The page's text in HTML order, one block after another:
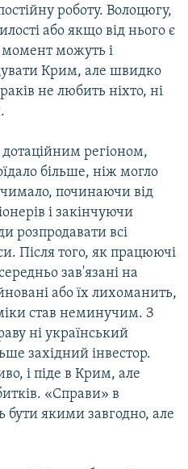
роботу. Волоцюгу,
або якщо від нього є
момент можуть і
Крим, але швидко
не любить ніхто, ні
регіоном,
більше, ніж могло
починаючи від
і закінчуючи
розпродавати всі
Після того, як працюючі
зав'язані на
або їх лихоманить,
став неминучим. З
ні український
західний інвестор.
і піде в Крим, але
«Справи» в
якими завгодно, але